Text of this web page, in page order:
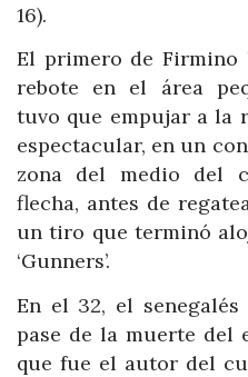
16).
El primero de
rebote en el área
tuvo que empujar a la
espectacular, en un
zona del medio del
flecha, antes de
un tiro que terminó
‘Gunners’.
En el 32, el
pase de la muerte del
que fue el autor del